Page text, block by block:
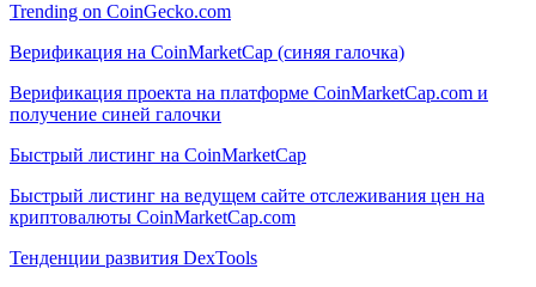
Trending on CoinGecko.com
Верификация на CoinMarketCap (синяя галочка)
Верификация проекта на платформе CoinMarketCap.com и
получение синей галочки
Быстрый листинг на CoinMarketCap
Быстрый листинг на ведущем сайте отслеживания цен на
криптовалюты CoinMarketCap.com
Тенденции развития DexTools